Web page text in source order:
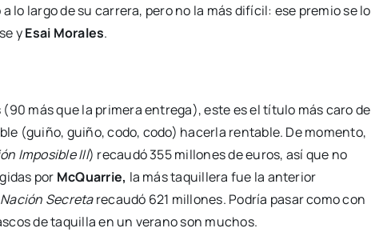
lo lar­go de su carre­ra, pero no la más difí­cil: ese pre­mio se lo
yEsai Mora­les.
más que la pri­me­ra entre­ga), este es el títu­lo más caro de
(gui­ño, gui­ño, codo, codo) hacer­la ren­ta­ble. De momen­to,
Impo­si­ble III) recau­dó 355 millo­nes de euros, así que no
por McQua­rrie, la más taqui­lle­ra fue la ante­rior
Nación Secre­tarecau­dó 621 millo­nes. Podría pasar como con
de taqui­lla en un verano son muchos.